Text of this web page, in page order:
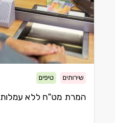
שירותים טיפים
המרת מט"ח ללא עמלות